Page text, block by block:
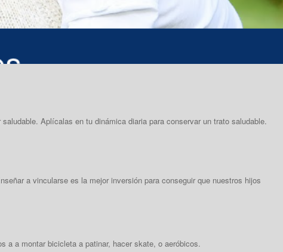
Aplícalas en tu dinámica diaria para conservar un trato saludable.
a vincularse es la mejor inversión para conseguir que nuestros hijos
a a montar bicicleta a patinar, hacer skate, o aeróbicos.